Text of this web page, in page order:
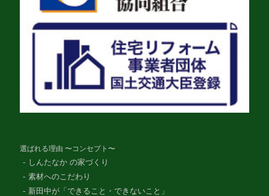
選ばれる理由 〜コンセプト〜
しんたなか の家づくり
素材へのこだわり
新田中が「できること・できないこと」